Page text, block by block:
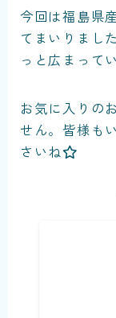
今回は福島県
てまいりまし
っと広まって
お気に入りの
せん。皆様も
さいね